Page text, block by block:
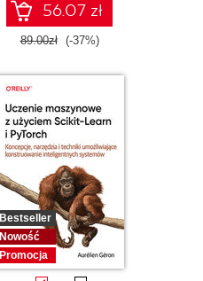
56.07 zł
89.00zł (-37%)
Bestseller
Nowość
Promocja